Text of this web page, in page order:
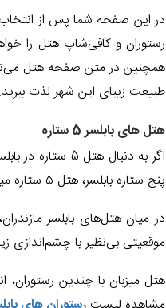
در این صفحه شما پس از
رستوران و کافی‌شاپ هتل را
همچنین در متن صفحه هتل
طبیعت زیبای این شهر لذت
هتل های بابلسر 5 ستاره
اگر به دنبال
پنج ستاره بابلسر، هتل ۵ ستاره میزبان بابلسر است.
در میان هتل‌های بابلسر
موقعیتی بی‌نظیر با چشم‌اندازی
هتل میزبان با چندین رستوران،